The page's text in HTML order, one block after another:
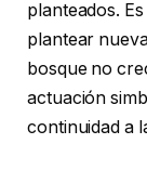
planteados.
plantear
bosque no
actuación
continuidad a